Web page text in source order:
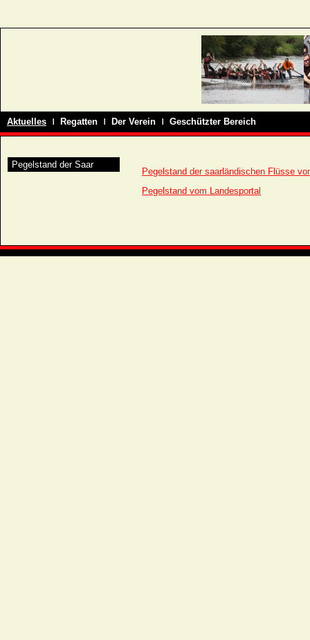
Aktuelles ı Regatten ı Der Verein ı Geschützter Bereich
Pegelstand der Saar
Pegelstand der saarländischen Flüsse
Pegelstand vom Landesportal